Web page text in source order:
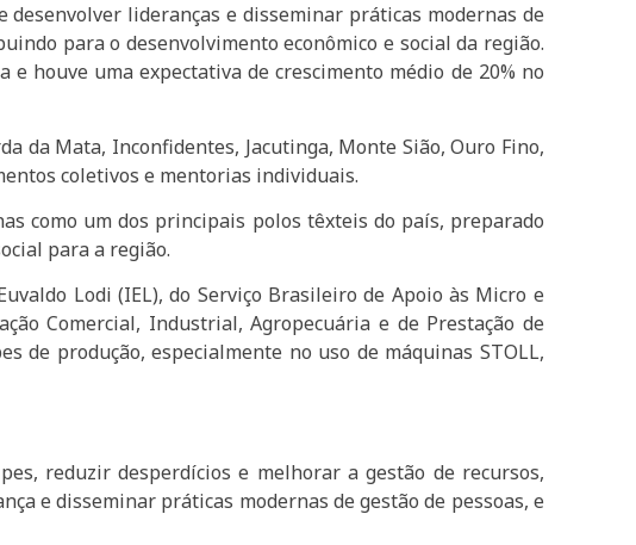
lideranças e disseminar práticas modernas de
para o desenvolvimento econômico e social da região.
houve uma expectativa de crescimento médio de 20% no
da Mata, Inconfidentes, Jacutinga, Monte Sião, Ouro Fino,
coletivos e mentorias individuais.
como um dos principais polos têxteis do país, preparado
para a região.
Lodi (IEL), do Serviço Brasileiro de Apoio às Micro e
Comercial, Industrial, Agropecuária e de Prestação de
de produção, especialmente no uso de máquinas STOLL,
reduzir desperdícios e melhorar a gestão de recursos,
e disseminar práticas modernas de gestão de pessoas, e